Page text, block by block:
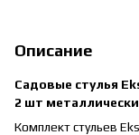
Описание
Садовые стулья
2 шт
Комплект стульев